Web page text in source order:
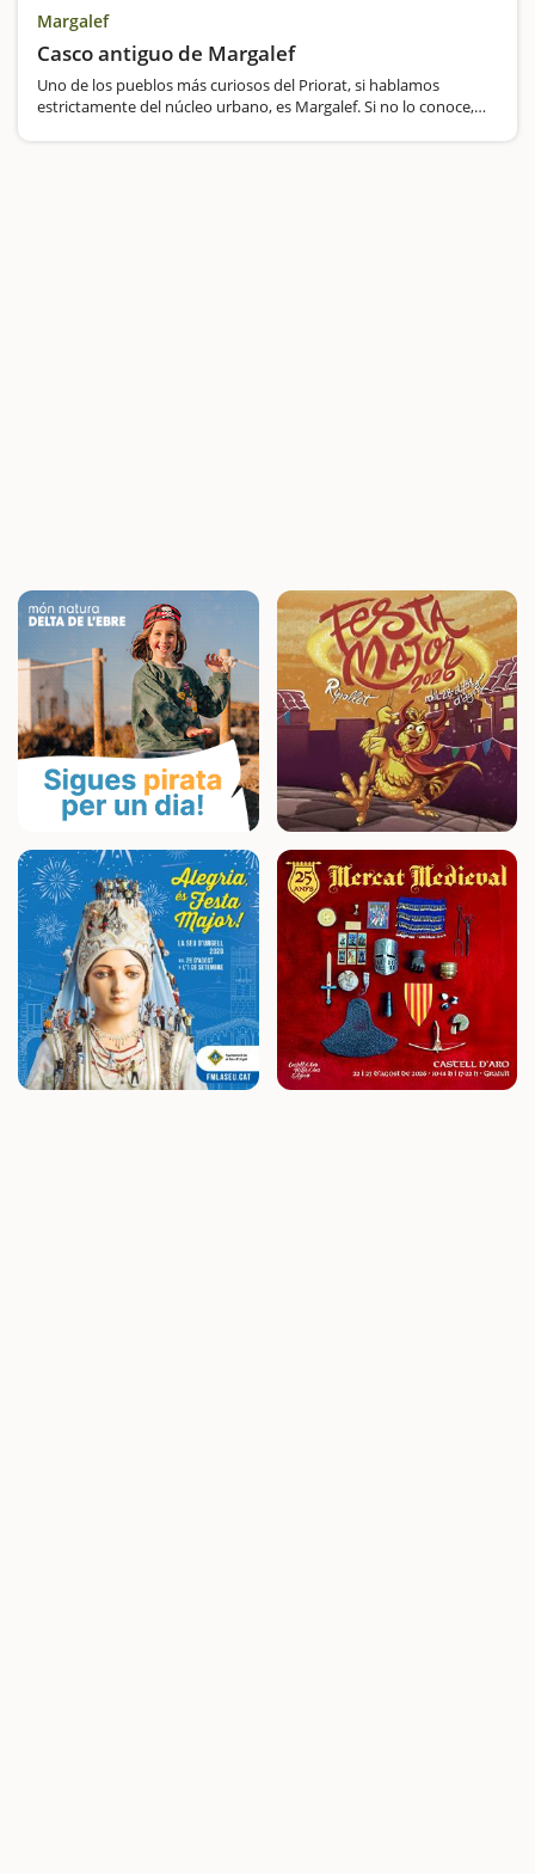
Margalef
Casco antiguo de Margalef
Uno de los pueblos más curiosos del Priorat, si hablamos
estrictamente del núcleo urbano, es Margalef. Si no lo conoce,